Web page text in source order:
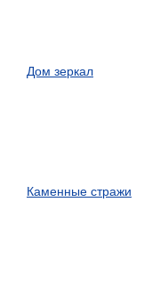
Дом зеркал
Каменные стражи